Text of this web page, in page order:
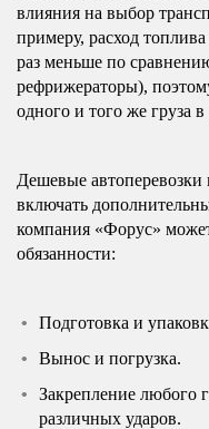
влияния на выбор
примеру, расход
раз меньше по
рефрижераторы),
одного и того же груза
Дешевые
включать
компания «Форус»
обязанности:
Подготовка и
Вынос и погрузка.
Закрепление любого
различных ударов.